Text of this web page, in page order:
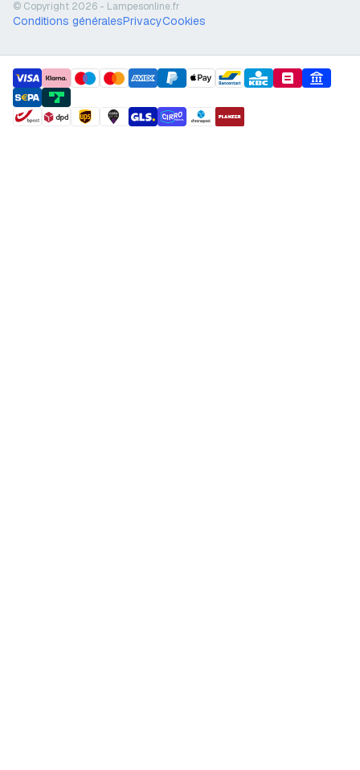
© Copyright 2026 - Lampesonline.fr
Conditions généralesPrivacyCookies
payment methods
shipment methods